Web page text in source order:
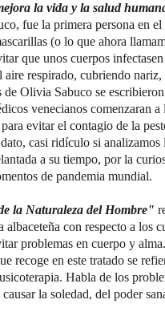
la vida y la salud
fue la primera persona en el
(o lo que ahora
que unos cuerpos
aire respirado, cubriendo
de Olivia Sabuco se
venecianos comenzaran a
evitar el contagio de la
casi ridículo si analizamos
a su tiempo, por la
de pandemia mundial.
la Naturaleza del Hombre"
albaceteña con respecto a los
problemas en cuerpo y
recoge en este tratado se
Habla de los
la soledad, del poder